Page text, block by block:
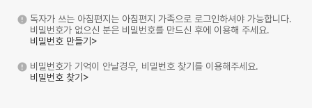
독자가 쓰는 아침편지는 아침편지 가족으로 로그인하셔야 가능합니다.
비밀번호가 없으신 분은 비밀번호를 만드신 후에 이용해 주세요.
비밀번호 만들기>
비밀번호가 기억이 안날경우, 비밀번호 찾기를 이용해주세요.
비밀번호 찾기>